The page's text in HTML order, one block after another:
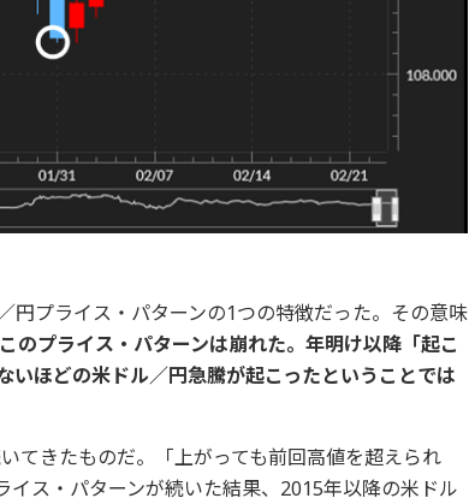
円プライス・パターンの1つの特徴だった。その意味
のプライス・パターンは崩れた。年明け以降「起こ
いほどの米ドル／円急騰が起こったということでは
てきたものだ。「上がっても前回高値を超えられ
ス・パターンが続いた結果、2015年以降の米ドル